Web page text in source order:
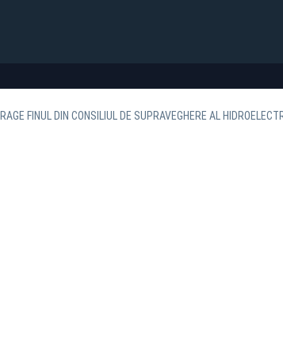
FINUL DIN CONSILIUL DE SUPRAVEGHERE AL